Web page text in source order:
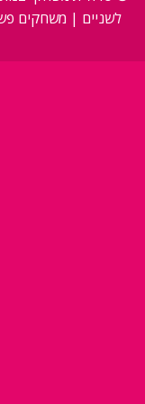
לשניים | משחקים